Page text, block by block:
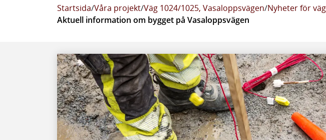
Startsida/Våra projekt/Väg 1024/1025, Vasaloppsvägen/Nyheter för
Aktuell information om bygget på Vasaloppsvägen